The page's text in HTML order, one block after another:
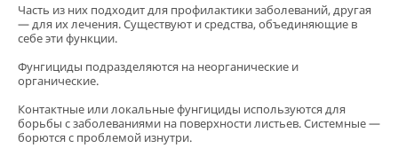
Часть из них подходит для профилактики заболеваний, другая
— для их лечения. Существуют и средства, объединяющие в
себе эти функции.
Фунгициды подразделяются на неорганические и
органические.
Контактные или локальные фунгициды используются для
борьбы с заболеваниями на поверхности листьев. Системные —
борются с проблемой изнутри.